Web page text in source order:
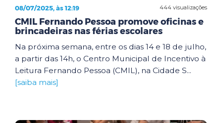
444 visualizações
08/07/2025, às 12:19
CMIL Fernando Pessoa promove oficinas e
brincadeiras nas férias escolares
Na próxima semana, entre os dias 14 e 18 de julho,
a partir das 14h, o Centro Municipal de Incentivo à
Leitura Fernando Pessoa (CMIL), na Cidade S...
[saiba mais]